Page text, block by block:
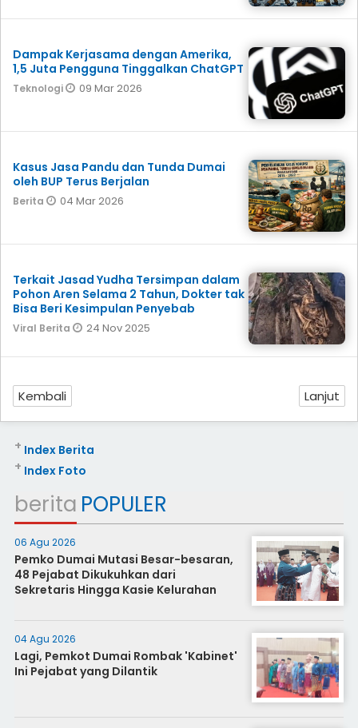
Dampak Kerjasama dengan Amerika,
1,5 Juta Pengguna Tinggalkan ChatGPT
Teknologi 09 Mar 2026
Kasus Jasa Pandu dan Tunda Dumai
oleh BUP Terus Berjalan
Berita 04 Mar 2026
Terkait Jasad Yudha Tersimpan dalam
Pohon Aren Selama 2 Tahun, Dokter tak
Bisa Beri Kesimpulan Penyebab
Viral Berita 24 Nov 2025
Kembali Lanjut
Index Berita
+
Index Foto
+
berita POPULER
06 Agu 2026
Pemko Dumai Mutasi Besar-besaran,
48 Pejabat Dikukuhkan dari
Sekretaris Hingga Kasie Kelurahan
04 Agu 2026
Lagi, Pemkot Dumai Rombak 'Kabinet'
Ini Pejabat yang Dilantik